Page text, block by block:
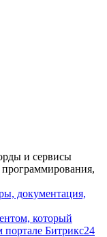
и сервисы
программирования,
документация,
который
портале Битрикс24